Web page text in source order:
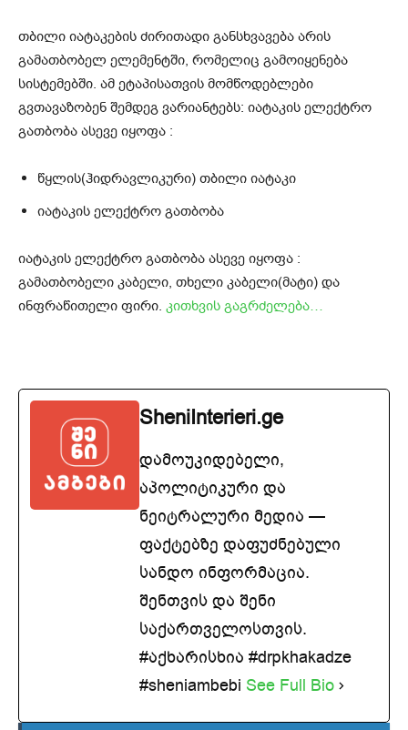
თბილი იატაკების ძირითადი განსხვავება არის
გამათბობელ ელემენტში, რომელიც გამოიყენება
სისტემებში. ამ ეტაპისათვის მომწოდებლები
გვთავაზობენ შემდეგ ვარიანტებს: იატაკის ელექტრო
გათბობა ასევე იყოფა :
წყლის(ჰიდრავლიკური) თბილი იატაკი
იატაკის ელექტრო გათბობა
იატაკის ელექტრო გათბობა ასევე იყოფა :
გამათბობელი კაბელი, თხელი კაბელი(მატი) და
ინფრაწითელი ფირი. კითხვის გაგრძელება…
SheniInterieri.ge
დამოუკიდებელი,
აპოლიტიკური და
ნეიტრალური მედია —
ფაქტებზე დაფუძნებული
სანდო ინფორმაცია.
შენთვის და შენი
საქართველოსთვის.
#აქხარისხია #drpkhakadze
#sheniambebi See Full Bio